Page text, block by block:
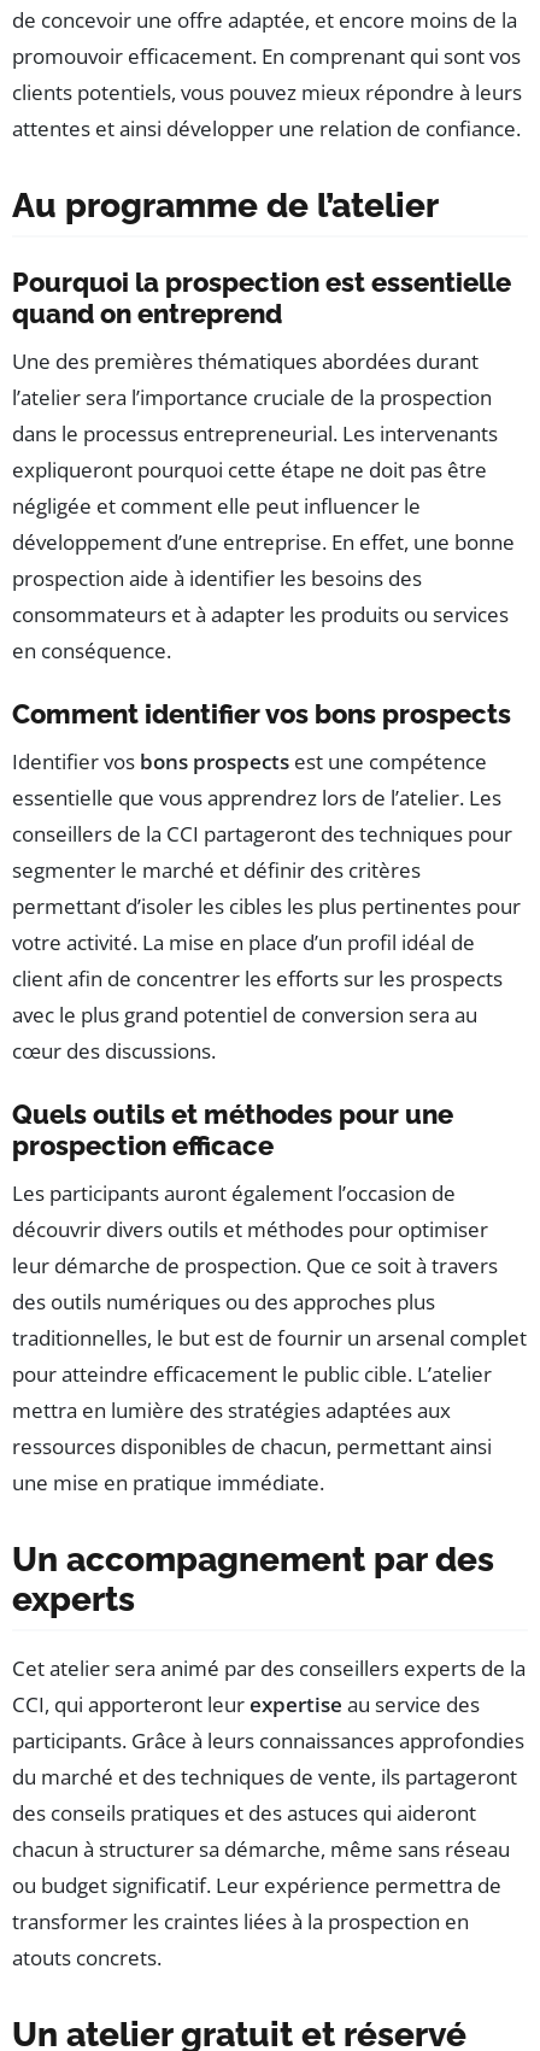
de concevoir une offre adaptée, et encore moins de la
promouvoir efficacement. En comprenant qui sont vos
clients potentiels, vous pouvez mieux répondre à leurs
attentes et ainsi développer une relation de confiance.
Au programme de l’atelier
Pourquoi la prospection est essentielle
quand on entreprend
Une des premières thématiques abordées durant
l’atelier sera l’importance cruciale de la prospection
dans le processus entrepreneurial. Les intervenants
expliqueront pourquoi cette étape ne doit pas être
négligée et comment elle peut influencer le
développement d’une entreprise. En effet, une bonne
prospection aide à identifier les besoins des
consommateurs et à adapter les produits ou services
en conséquence.
Comment identifier vos bons prospects
Identifier vos bons prospects est une compétence
essentielle que vous apprendrez lors de l’atelier. Les
conseillers de la CCI partageront des techniques pour
segmenter le marché et définir des critères
permettant d’isoler les cibles les plus pertinentes pour
votre activité. La mise en place d’un profil idéal de
client afin de concentrer les efforts sur les prospects
avec le plus grand potentiel de conversion sera au
cœur des discussions.
Quels outils et méthodes pour une
prospection efficace
Les participants auront également l’occasion de
découvrir divers outils et méthodes pour optimiser
leur démarche de prospection. Que ce soit à travers
des outils numériques ou des approches plus
traditionnelles, le but est de fournir un arsenal complet
pour atteindre efficacement le public cible. L’atelier
mettra en lumière des stratégies adaptées aux
ressources disponibles de chacun, permettant ainsi
une mise en pratique immédiate.
Un accompagnement par des
experts
Cet atelier sera animé par des conseillers experts de la
CCI, qui apporteront leurexpertise au service des
participants. Grâce à leurs connaissances approfondies
du marché et des techniques de vente, ils partageront
des conseils pratiques et des astuces qui aideront
chacun à structurer sa démarche, même sans réseau
ou budget significatif. Leur expérience permettra de
transformer les craintes liées à la prospection en
atouts concrets.
Un atelier gratuit et réservé